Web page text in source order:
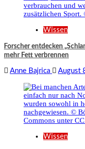
Wissen
Forscher entdecken
mehr Fett verbrennen
Anne Bajrica August
Wissen